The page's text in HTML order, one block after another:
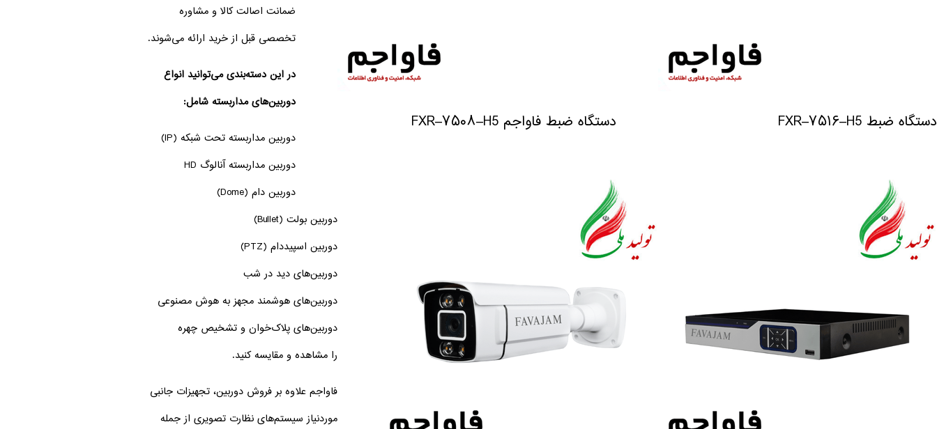
دستگاه ضبط FXR–۷۵۱۶–H5 دستگاه ضبط فاواجم FXR–۷۵۰۸–H5
ضمانت اصالت کالا و مشاوره
تخصصی قبل از خرید ارائه می‌شوند.
در این دسته‌بندی می‌توانید انواع
دوربین‌های مداربسته شامل:
دوربین مداربسته تحت شبکه (IP)
دوربین مداربسته آنالوگ HD
دوربین دام (Dome)
دوربین بولت (Bullet)
دوربین اسپیددام (PTZ)
دوربین‌های دید در شب
دوربین‌های هوشمند مجهز به هوش مصنوعی
دوربین‌های پلاک‌خوان و تشخیص چهره
را مشاهده و مقایسه کنید.
فاواجم علاوه بر فروش دوربین، تجهیزات جانبی
موردنیاز سیستم‌های نظارت تصویری از جمله